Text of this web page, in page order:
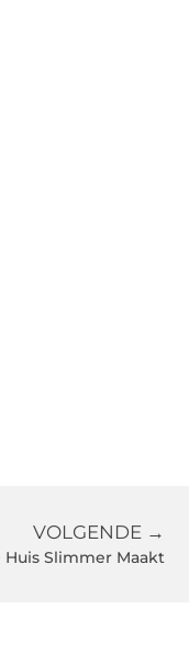
VOLGENDE →
Slimmer Maakt